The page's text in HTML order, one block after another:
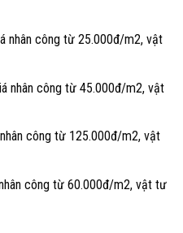
nhân công từ 25.000đ/m2, vật
nhân công từ 45.000đ/m2, vật
công từ 125.000đ/m2, vật
công từ 60.000đ/m2, vật tư